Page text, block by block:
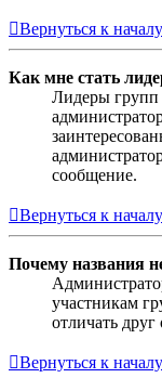
Вернуться к началу
Как мне стать
Лидеры групп
сообщение.
Вернуться к началу
Почему названия
участникам
отличать друг
Вернуться к началу